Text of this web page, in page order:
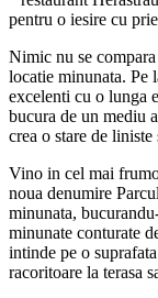
pentru o iesire cu
Nimic nu se
locatie minunata. Pe
excelenti cu o lunga
bucura de un mediu
crea o stare de liniste
Vino in cel mai
noua denumire
minunata,
minunate conturate
intinde pe o
racoritoare la terasa